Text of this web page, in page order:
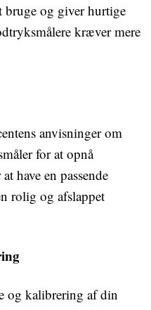
bruge og giver hurtige
kræver mere
anvisninger om
for at opnå
have en passende
rolig og afslappet
og kalibrering af din